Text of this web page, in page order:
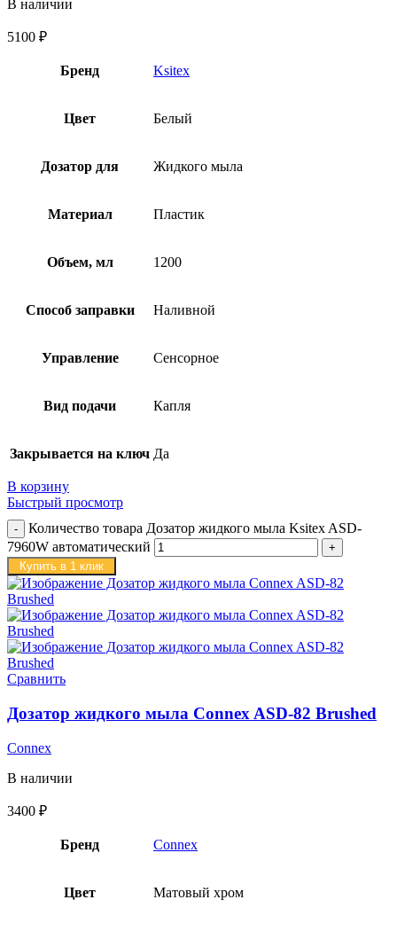
В наличии
5100 ₽
Бренд Ksitex
Цвет Белый
Дозатор для Жидкого мыла
Материал Пластик
Объем, мл 1200
Способ заправки Наливной
Управление Сенсорное
Вид подачи Капля
Закрывается на ключ Да
В корзину
Быстрый просмотр
Количество товара Дозатор жидкого мыла Ksitex ASD-
7960W автоматический
Купить в 1 клик
Сравнить
Дозатор жидкого мыла Connex ASD-82 Brushed
Connex
В наличии
3400 ₽
Бренд Connex
Цвет Матовый хром